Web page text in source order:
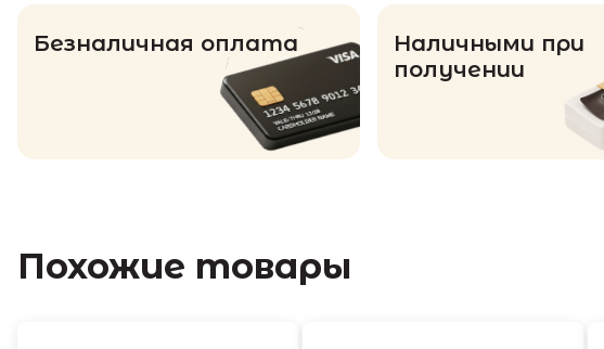
Безналичная оплата
Наличными при
получении
Похожие товары